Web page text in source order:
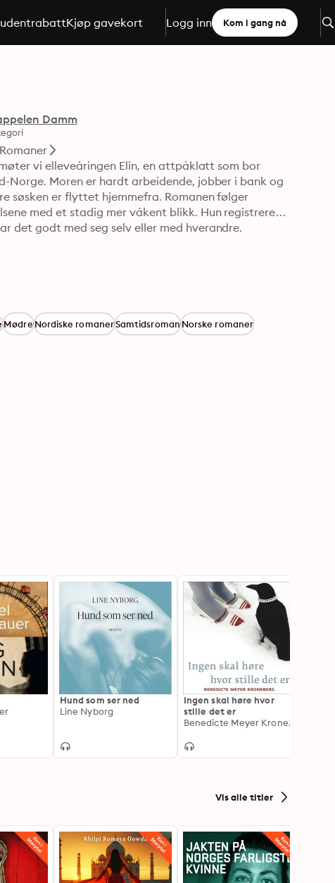
Kjøp gavekort Logg inn Kom i gang nå
Damm
Romaner
vi elleveåringen Elin, en attpåklatt som bor
Norge. Moren er hardt arbeidende, jobber i bank og
søsken er flyttet hjemmefra. Romanen følger
med et stadig mer våkent blikk. Hun registrerer
det godt med seg selv eller med hverandre.
MødreNordiske romanerSamtidsromanNorske romaner
Hund som ser ned
Line Nyborg
Ingen skal høre hvor
stille det er
Benedicte Meyer Kroneberg
Vis alle titler